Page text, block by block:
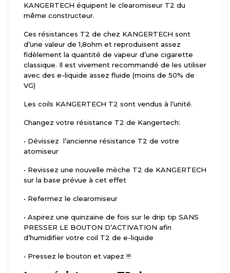
KANGERTECH équipent le clearomiseur T2 du
même constructeur.
Ces résistances T2 de chez KANGERTECH sont
d’une valeur de 1,8ohm et reproduisent assez
fidèlement la quantité de vapeur d’une cigarette
classique. Il est vivement recommandé de les utiliser
avec des e-liquide assez fluide (moins de 50% de
VG)
Les coils KANGERTECH T2 sont vendus à l’unité.
Changez votre résistance T2 de Kangertech:
• Dévissez l’ancienne résistance T2 de votre
atomiseur
• Revissez une nouvelle mèche T2 de KANGERTECH
sur la base prévue à cet effet
• Refermez le clearomiseur
• Aspirez une quinzaine de fois sur le drip tip SANS
PRESSER LE BOUTON D’ACTIVATION afin
d’humidifier votre coil T2 de e-liquide
• Pressez le bouton et vapez !!!